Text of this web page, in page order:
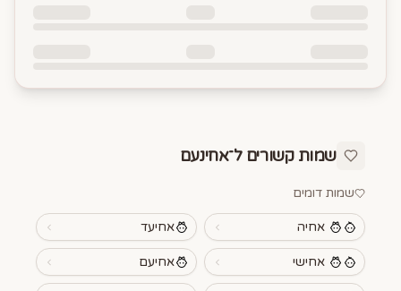
שמות קשורים ל־אחינעם
שמות דומים
אחיה אחיעד
אחישי אחיעם